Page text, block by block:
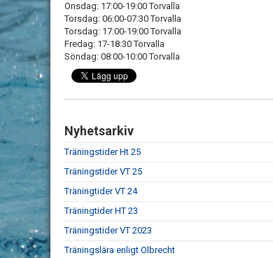
Onsdag: 17:00-19:00 Torvalla
Torsdag: 06:00-07:30 Torvalla
Torsdag: 17:00-19:00 Torvalla
Fredag: 17-18:30 Torvalla
Söndag: 08:00-10:00 Torvalla
Nyhetsarkiv
Träningstider Ht 25
Träningstider VT 25
Träningtider VT 24
Träningtider HT 23
Träningstider VT 2023
Träningslära enligt Olbrecht